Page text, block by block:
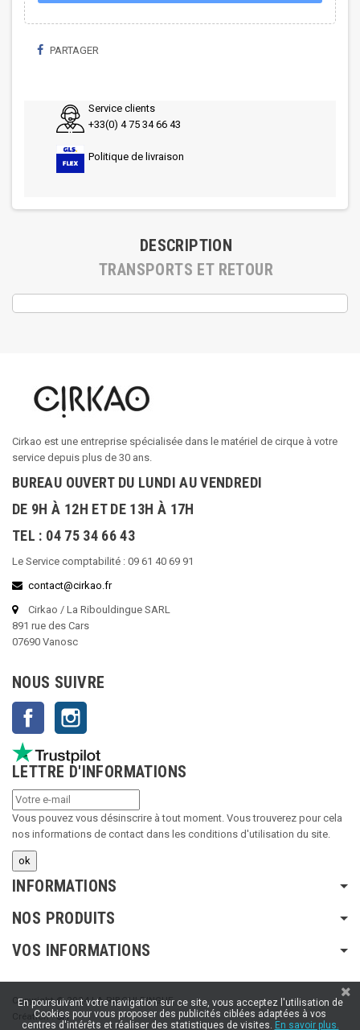
PARTAGER
Service clients
+33(0) 4 75 34 66 43
Politique de livraison
DESCRIPTION
TRANSPORTS ET RETOUR
Cirkao est une entreprise spécialisée dans le matériel de cirque à votre
service depuis plus de 30 ans.
BUREAU OUVERT DU LUNDI AU VENDREDI
DE 9H À 12H ET DE 13H À 17H
TEL : 04 75 34 66 43
Le Service comptabilité : 09 61 40 69 91
contact@cirkao.fr
Cirkao / La Ribouldingue SARL
891 rue des Cars
07690 Vanosc
NOUS SUIVRE
Facebook
LETTRE D'INFORMATIONS
Vous pouvez vous désinscrire à tout moment. Vous trouverez pour cela
nos informations de contact dans les conditions d'utilisation du site.
INFORMATIONS
NOS PRODUITS
VOS INFORMATIONS
Copyright © 2024 LA RIBOULDINGUE
Création :SFI
En poursuivant votre navigation sur ce site, vous acceptez l'utilisation de
Cookies pour vous proposer des publicités ciblées adaptées à vos
centres d'intérêts et réaliser des statistiques de visites. En savoir plus.